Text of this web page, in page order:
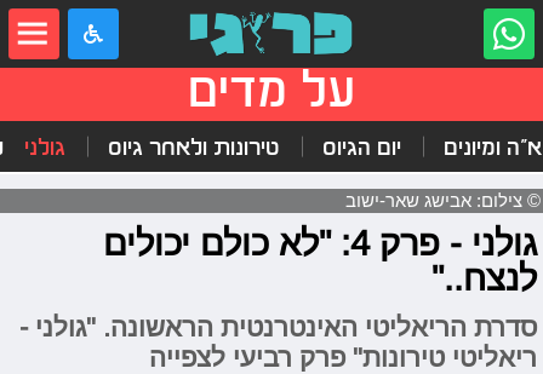
על מדים
ומיונים יום הגיוס טירונות ולאחר גיוס גולני
© צילום: אבישג שאר-ישוב
גולני - פרק 4: "לא כולם יכולים
לנצח.."
סדרת הריאליטי האינטרנטית הראשונה. "גולני -
ריאליטי טירונות" פרק רביעי לצפייה